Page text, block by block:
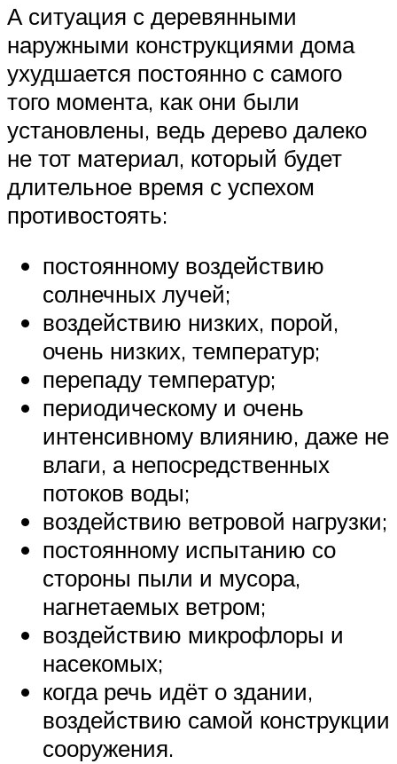
А ситуация с деревянными
наружными конструкциями дома
ухудшается постоянно с самого
того момента, как они были
установлены, ведь дерево далеко
не тот материал, который будет
длительное время с успехом
противостоять:
постоянному воздействию
солнечных лучей;
воздействию низких, порой,
очень низких, температур;
перепаду температур;
периодическому и очень
интенсивному влиянию, даже не
влаги, а непосредственных
потоков воды;
воздействию ветровой нагрузки;
постоянному испытанию со
стороны пыли и мусора,
нагнетаемых ветром;
воздействию микрофлоры и
насекомых;
когда речь идёт о здании,
воздействию самой конструкции
сооружения.